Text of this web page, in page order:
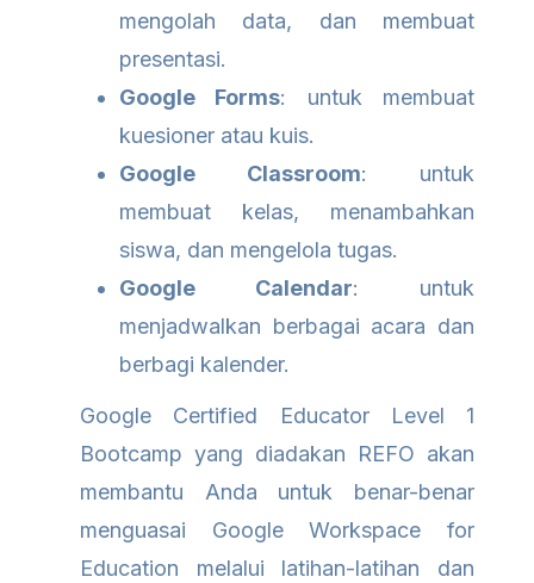
mengolah data, dan membuat
presentasi.
Google Forms: untuk membuat
kuesioner atau kuis.
Google Classroom: untuk
membuat kelas, menambahkan
siswa, dan mengelola tugas.
Google Calendar: untuk
menjadwalkan berbagai acara dan
berbagi kalender.
Google Certified Educator Level 1
Bootcamp yang diadakan REFO akan
membantu Anda untuk benar-benar
menguasai Google Workspace for
Education melalui latihan-latihan dan